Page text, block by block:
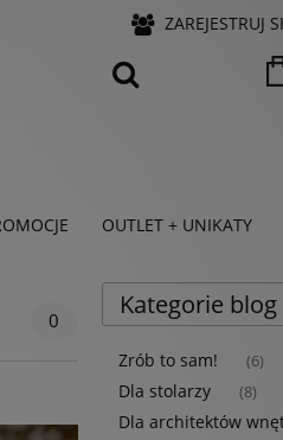
ZAREJESTRUJ
OUTLET + UNIKATY
0
Kategorie blog
Zrób to sam! (6)
Dla stolarzy (8)
Dla architektów